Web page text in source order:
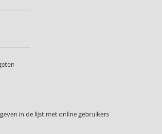
in de lijst met online gebruikers